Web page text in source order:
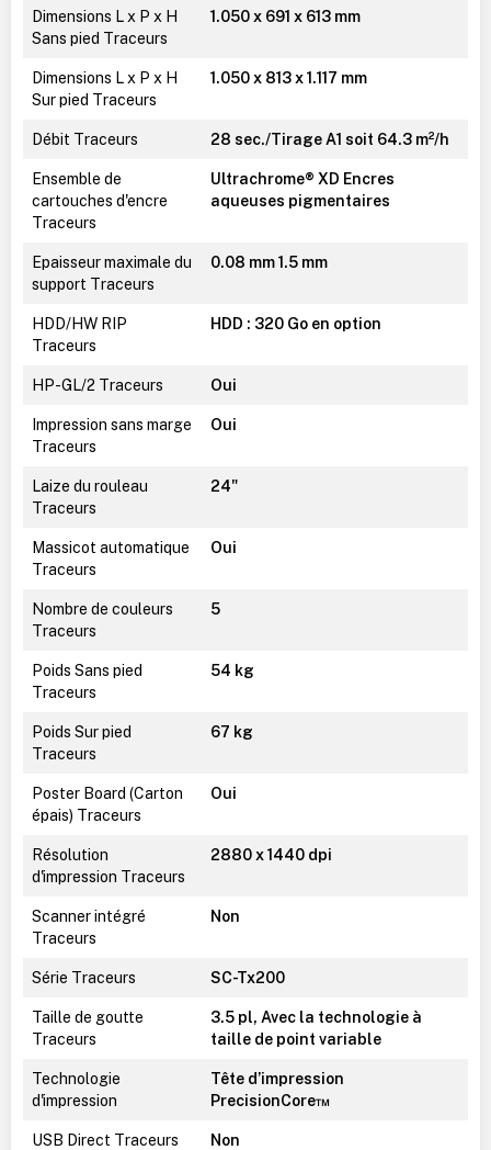
Dimensions L x P x H
Sans pied Traceurs
1.050 x 691 x 613 mm
Dimensions L x P x H
Sur pied Traceurs
1.050 x 813 x 1.117 mm
Débit Traceurs 28 sec./Tirage A1 soit 64.3 m²/h
Ensemble de
cartouches d'encre
Traceurs
Ultrachrome® XD Encres
aqueuses pigmentaires
Epaisseur maximale du
support Traceurs
0.08 mm 1.5 mm
HDD/HW RIP
Traceurs
HDD : 320 Go en option
HP-GL/2 Traceurs Oui
Impression sans marge
Traceurs
Oui
Laize du rouleau
Traceurs
24"
Massicot automatique
Traceurs
Oui
Nombre de couleurs
Traceurs
5
Poids Sans pied
Traceurs
54 kg
Poids Sur pied
Traceurs
67 kg
Poster Board (Carton
épais) Traceurs
Oui
Résolution
d'impression Traceurs
2880 x 1440 dpi
Scanner intégré
Traceurs
Non
Série Traceurs SC-Tx200
Taille de goutte
Traceurs
3.5 pl, Avec la technologie à
taille de point variable
Technologie
d'impression
Tête d’impression
PrecisionCore™
USB Direct Traceurs Non